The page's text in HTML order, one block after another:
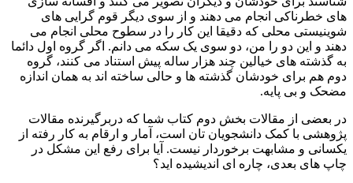
های خطرناکی انجام می دهند و از سوی دیگر قوم گرایی های
شوینیستی محلی که دقیقا این کار را در سطوح محلی انجام می
دهند و این دو را من، دو سوی یک سکه می دانم. اگر گروه اول دائما
به گذشته های خیالین چند هزار ساله پیش استناد می کنند، گروه
دوم هم برای خودشان گذشته ها و حالی ساخته اند به همان اندازه
مضحک و بی پایه.
در بعضی از مقالات بخش دوم کتاب شما که دربرگیرنده مقالات
پژوهشی با کمک دانشجویان تان است، آمار و ارقام به کار رفته از
یکسانی و مشابهت برخوردار نیست. آیا برای رفع این مشکل در
چاپ های بعدی، چاره ای اندیشیده اید؟